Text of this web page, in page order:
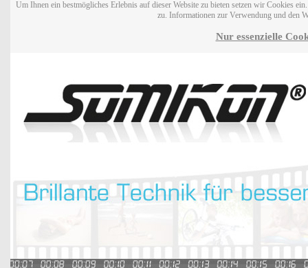
Um Ihnen ein bestmögliches Erlebnis auf dieser Website zu bieten setzen wir Cookies
zu. Informationen zur Verwendung und den
Nur essenzielle